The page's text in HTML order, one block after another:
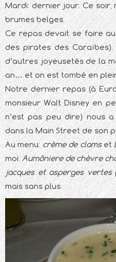
Mardi: dernier jour. Ce
brumes belges.
Ce repas devait se faire
des pirates des
d’autres joyeusetés de la
an… et on est tombé en
Notre dernier repas (à
monsieur Walt Disney en
n’est pas peu dire) nous
dans la Main Street de son
Au menu:crème de clamset
moi.Aumôniere de chèvre
jacques et asperges vertes
mais sans plus.